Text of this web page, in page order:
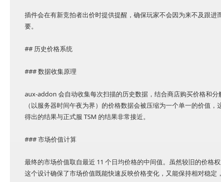
插件会在有新竞拍者出价时提供提醒，确保玩家不会因为来不及跟
要。
## 历史价格系统
### 数据收集原理
aux-addon 会自动收集每次扫描的历史数据，结合商店购买价格和
（以服务器时间午夜为界）的价格数据会被压缩为一个单一的价值
得出的结果与正式服 TSM 的结果非常接近。
### 市场价值计算
最终的市场价值取自最近 11 个日均价格的中间值。虽然较旧的价格
这个设计确保了市场价值既能快速反映价格变化，又能保持相对稳定